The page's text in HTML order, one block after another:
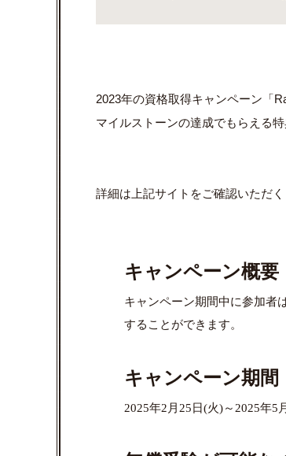
2023年の資格取得キャンペーン「
マイルストーンの達成でもらえる
詳細は上記サイトをご確認いただ
キャンペーン概要
キャンペーン期間中に参加者
することができます。
キャンペーン期間
2025年2月25日(火)～2025年5